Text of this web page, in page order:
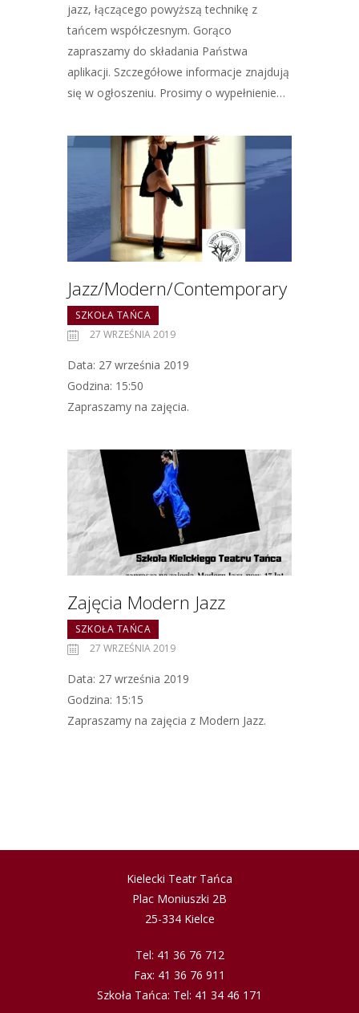
jazz, łączącego powyższą technikę z
tańcem współczesnym. Gorąco
zapraszamy do składania Państwa
aplikacji. Szczegółowe informacje znajdują
się w ogłoszeniu. Prosimy o wypełnienie…
Jazz/Modern/Contemporary
SZKOŁA TAŃCA
27 WRZEŚNIA 2019
Data: 27 września 2019
Godzina: 15:50
Zapraszamy na zajęcia.
Zajęcia Modern Jazz
SZKOŁA TAŃCA
27 WRZEŚNIA 2019
Data: 27 września 2019
Godzina: 15:15
Zapraszamy na zajęcia z Modern Jazz.
Kielecki Teatr Tańca
Plac Moniuszki 2B
25-334 Kielce
Tel: 41 36 76 712
Fax: 41 36 76 911
Szkoła Tańca: Tel: 41 34 46 171